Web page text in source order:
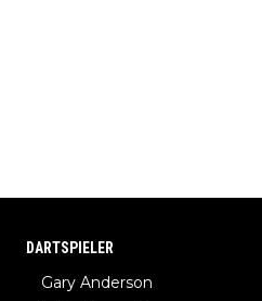
DARTSPIELER
Gary Anderson